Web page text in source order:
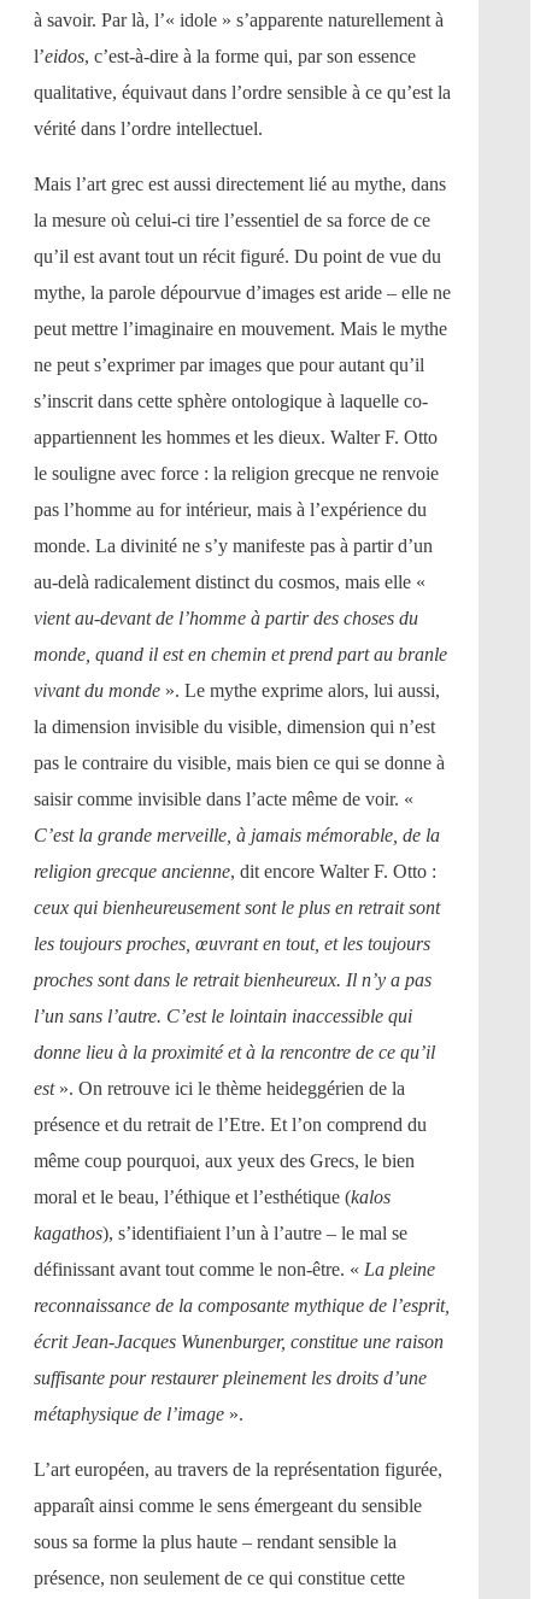
à savoir. Par là, l’« idole » s’apparente naturellement à
l’eidos, c’est-à-dire à la forme qui, par son essence
qualitative, équivaut dans l’ordre sensible à ce qu’est la
vérité dans l’ordre intellectuel.
Mais l’art grec est aussi directement lié au mythe, dans
la mesure où celui-ci tire l’essentiel de sa force de ce
qu’il est avant tout un récit figuré. Du point de vue du
mythe, la parole dépourvue d’images est aride – elle ne
peut mettre l’imaginaire en mouvement. Mais le mythe
ne peut s’exprimer par images que pour autant qu’il
s’inscrit dans cette sphère ontologique à laquelle co-
appartiennent les hommes et les dieux. Walter F. Otto
le souligne avec force : la religion grecque ne renvoie
pas l’homme au for intérieur, mais à l’expérience du
monde. La divinité ne s’y manifeste pas à partir d’un
au-delà radicalement distinct du cosmos, mais elle «
vient au-devant de l’homme à partir des choses du
monde, quand il est en chemin et prend part au branle
vivant du monde ». Le mythe exprime alors, lui aussi,
la dimension invisible du visible, dimension qui n’est
pas le contraire du visible, mais bien ce qui se donne à
saisir comme invisible dans l’acte même de voir. «
C’est la grande merveille, à jamais mémorable, de la
religion grecque ancienne, dit encore Walter F. Otto :
ceux qui bienheureusement sont le plus en retrait sont
les toujours proches, œuvrant en tout, et les toujours
proches sont dans le retrait bienheureux. Il n’y a pas
l’un sans l’autre. C’est le lointain inaccessible qui
donne lieu à la proximité et à la rencontre de ce qu’il
est». On retrouve ici le thème heideggérien de la
présence et du retrait de l’Etre. Et l’on comprend du
même coup pourquoi, aux yeux des Grecs, le bien
moral et le beau, l’éthique et l’esthétique (kalos
kagathos), s’identifiaient l’un à l’autre – le mal se
définissant avant tout comme le non-être. « La pleine
reconnaissance de la composante mythique de l’esprit,
écrit Jean-Jacques Wunenburger, constitue une raison
suffisante pour restaurer pleinement les droits d’une
métaphysique de l’image ».
L’art européen, au travers de la représentation figurée,
apparaît ainsi comme le sens émergeant du sensible
sous sa forme la plus haute – rendant sensible la
présence, non seulement de ce qui constitue cette